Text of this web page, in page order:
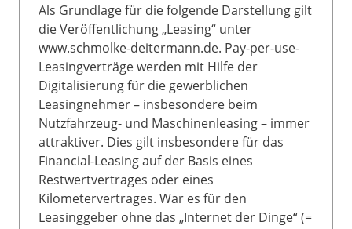
Als Grundlage für die folgende Darstellung gilt
die Veröffentlichung „Leasing“ unter
www.schmolke-deitermann.de. Pay-per-use-
Leasingverträge werden mit Hilfe der
Digitalisierung für die gewerblichen
Leasingnehmer – insbesondere beim
Nutzfahrzeug- und Maschinenleasing – immer
attraktiver. Dies gilt insbesondere für das
Financial-Leasing auf der Basis eines
Restwertvertrages oder eines
Kilometervertrages. War es für den
Leasinggeber ohne das „Internet der Dinge“ (=